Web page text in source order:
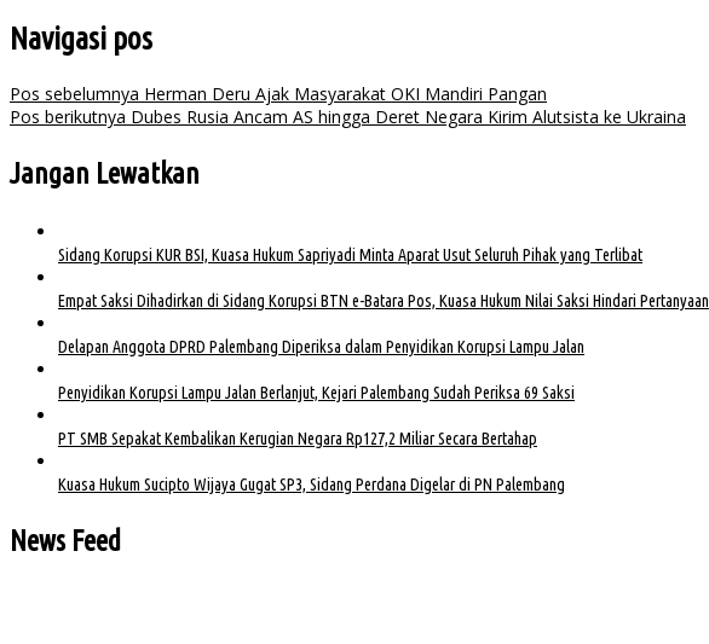
Navigasi pos
Pos sebelumnya Herman Deru Ajak Masyarakat OKI Mandiri Pangan
Pos berikutnya Dubes Rusia Ancam AS hingga Deret Negara Kirim Alutsista ke Ukraina
Jangan Lewatkan
Sidang Korupsi KUR BSI, Kuasa Hukum Sapriyadi Minta Aparat Usut Seluruh Pihak yang Terlibat
Empat Saksi Dihadirkan di Sidang Korupsi BTN e-Batara Pos, Kuasa Hukum Nilai Saksi Hindari Pertanyaan
Delapan Anggota DPRD Palembang Diperiksa dalam Penyidikan Korupsi Lampu Jalan
Penyidikan Korupsi Lampu Jalan Berlanjut, Kejari Palembang Sudah Periksa 69 Saksi
PT SMB Sepakat Kembalikan Kerugian Negara Rp127,2 Miliar Secara Bertahap
Kuasa Hukum Sucipto Wijaya Gugat SP3, Sidang Perdana Digelar di PN Palembang
News Feed